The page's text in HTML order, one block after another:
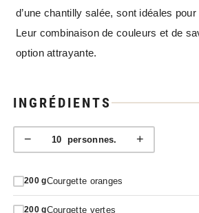
d’une chantilly salée, sont idéales
Leur combinaison de couleurs et de
option attrayante.
INGRÉDIENTS
− 10 personnes. +
200 gCourgette oranges
200 gCourgette vertes